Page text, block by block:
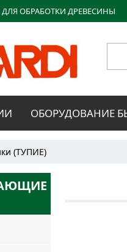
ОБРАБОТКИ ДРЕВЕСИНЫ
ОБОРУДОВАНИЕ
(ТУПИЕ)